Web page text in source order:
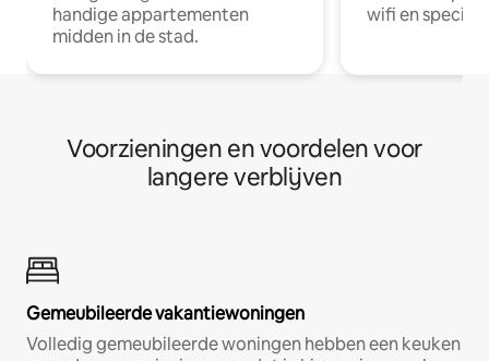
handige appartementen
midden in de stad.
wifi en
Voorzieningen en voordelen voor
langere verblijven
Gemeubileerde vakantiewoningen
Volledig gemeubileerde woningen hebben een keuken